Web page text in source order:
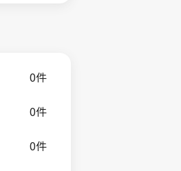
0件
0件
0件